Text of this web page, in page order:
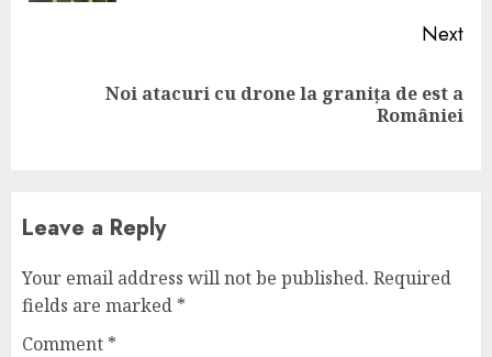
Next
Noi atacuri cu drone la granița de est a
României
Leave a Reply
Your email address will not be published. Required
fields are marked *
Comment *